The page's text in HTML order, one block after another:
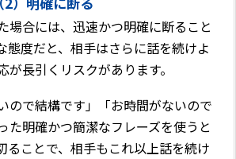
場合には、迅速かつ明確に断ること
態度だと、相手はさらに話を続けよ
が長引くリスクがあります。
ので結構です」「お時間がないので
た明確かつ簡潔なフレーズを使うと
ることで、相手もこれ以上話を続け